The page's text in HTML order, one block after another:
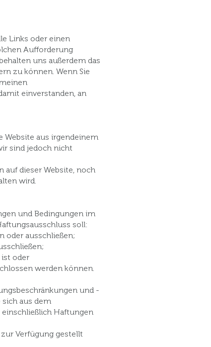
Links oder einen
Aufforderung
uns außerdem das
zu können. Wenn Sie
einverstanden, an
Website aus irgendeinem
sind jedoch nicht
auf dieser Website, noch
wird.
und Bedingungen im
soll:
oder ausschließen;
ist oder
werden können.
und -
aus dem
einschließlich Haftungen
Verfügung gestellt